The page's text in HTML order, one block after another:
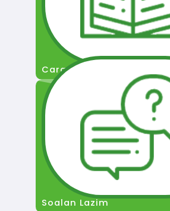
Cara Permohonan
Soalan Lazim